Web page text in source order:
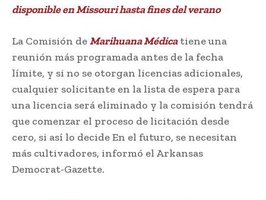
disponible en Missouri hasta fines del verano
La Comisión deMarihuana Médicatiene una
reunión más programada antes de la fecha
límite, y si no se otorgan licencias adicionales,
cualquier solicitante en la lista de espera para
una licencia será eliminado y la comisión tendrá
que comenzar el proceso de licitación desde
cero, si así lo decide En el futuro, se necesitan
más cultivadores, informó el Arkansas
Democrat-Gazette.